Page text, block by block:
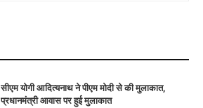
सीएम योगी आदित्यनाथ ने पीएम मोदी से की मुलाकात,
प्रधानमंत्री आवास पर हुई मुलाकात